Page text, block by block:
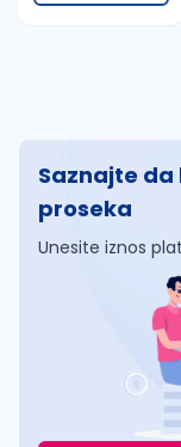
Saznajte
proseka
Unesite iznos